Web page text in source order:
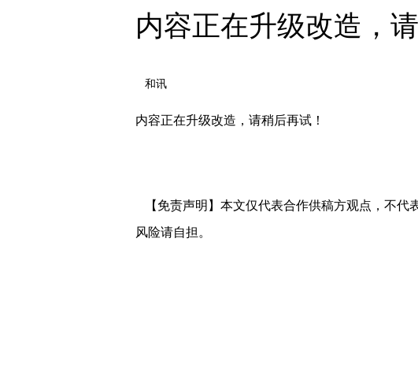
内容正在升级改造，
和讯
内容正在升级改造，请稍后再试！
【免责声明】本文仅代表合作供稿方观点，不代
风险请自担。